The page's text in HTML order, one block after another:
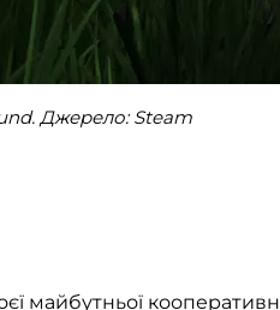
Джерело: Steam
майбутньої